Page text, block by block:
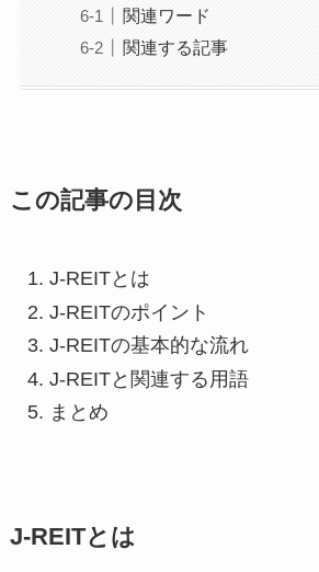
関連ワード
関連する記事
この記事の目次
J-REITとは
J-REITのポイント
J-REITの基本的な流れ
J-REITと関連する用語
まとめ
J-REITとは